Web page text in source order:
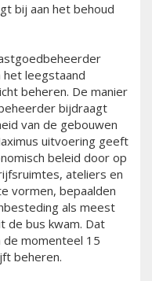
bij aan het behoud
het leegstaand
beheren. De manier
bijdraagt
van de gebouwen
uitvoering geeft
beleid door op
ateliers en
vormen, bepaalden
als meest
de bus kwam. Dat
de momenteel 15
beheren.